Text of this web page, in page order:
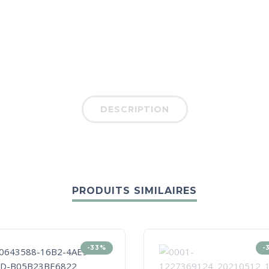
DESCRIPTION
PRODUITS SIMILAIRES
-33% -